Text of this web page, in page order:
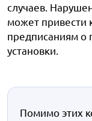
случаев.
может привести
предписаниям о
установки.
Помимо этих